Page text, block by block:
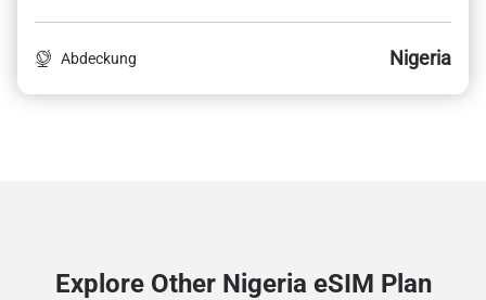
Abdeckung Nigeria
Explore Other Nigeria eSIM Plan